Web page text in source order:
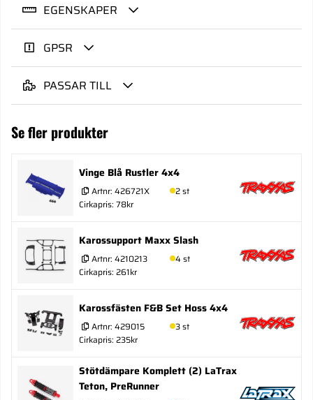
EGENSKAPER
GPSR
PASSAR TILL
Se fler produkter
Vinge Blå Rustler 4x4
Artnr: 426721X
2 st
Cirkapris: 78kr
Karossupport Maxx Slash
Artnr: 4210213
4 st
Cirkapris: 261kr
Karossfästen F&B Set Hoss 4x4
Artnr: 429015
3 st
Cirkapris: 235kr
Stötdämpare Komplett (2) LaTrax
Teton, PreRunner